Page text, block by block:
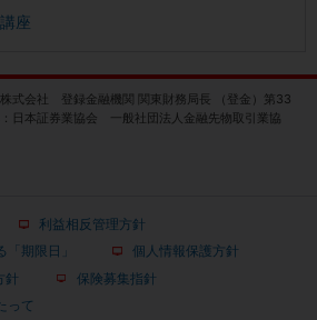
座
式会社 登録金融機関 関東財務局長 （登金）第33
日本証券業協会 一般社団法人金融先物取引業協
利益相反管理方針
期限日」
個人情報保護方針
針
保険募集指針
って